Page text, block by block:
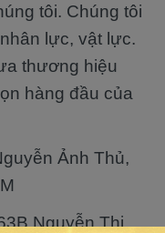
tôi. Chúng tôi
lực, vật lực.
thương hiệu
hàng đầu của
Ảnh Thủ,
Nguyễn Thị